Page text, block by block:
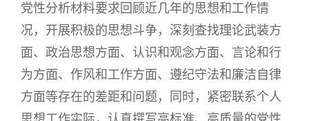
党性分析材料要求回顾近几年的思想和工作情
况，开展积极的思想斗争，深刻查找理论武装方
面、政治思想方面、认识和观念方面、言论和行
为方面、作风和工作方面、遵纪守法和廉洁自律
方面等存在的差距和问题，同时，紧密联系个人